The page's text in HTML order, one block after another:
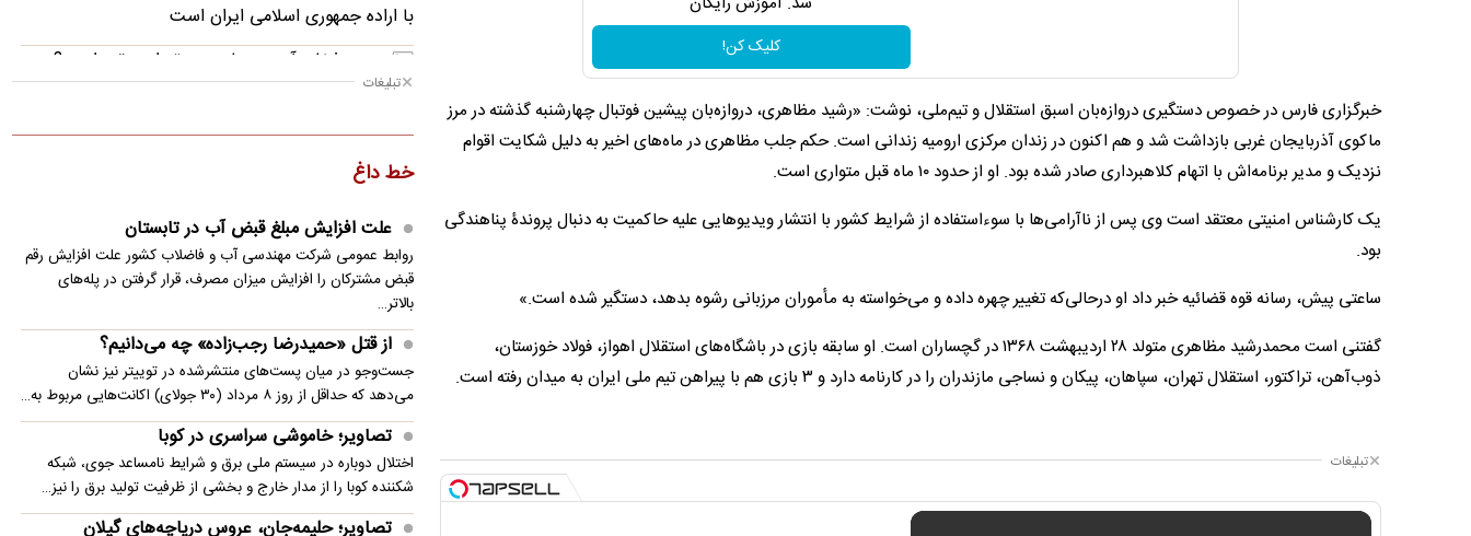
کلیک کن!
خبرگزاری فارس در خصوص دستگیری دروازه‌بان اسبق استقلال و تیم‌ملی، نوشت: «رشید مظاهری، دروازه‌بان پیشین فوتبال چهارشنبه گذشته در مرز
ماکوی آذربایجان غربی بازداشت شد و هم اکنون در زندان مرکزی ارومیه زندانی است. حکم جلب مظاهری در ماه‌های اخیر به دلیل شکایت اقوام
نزدیک و مدیر برنامه‌اش با اتهام کلاهبرداری صادر شده بود. او از حدود ۱۰ ماه قبل متواری است.
یک کارشناس امنیتی معتقد است وی پس از ناآرامی‌ها با سوءاستفاده از شرایط کشور با انتشار ویدیوهایی علیه حاکمیت به دنبال پروندۀ پناهندگی
بود.
ساعتی پیش، رسانه قوه قضائیه خبر داد او درحالی‌که تغییر چهره داده و می‌خواسته به مأموران مرزبانی رشوه بدهد، دستگیر شده است.»
گفتنی است محمدرشید مظاهری متولد ۲۸ اردیبهشت ۱۳۶۸ در گچساران است. او سابقه بازی در باشگاه‌های استقلال اهواز، فولاد خوزستان،
ذوب‌آهن، تراکتور، استقلال تهران، سپاهان، پیکان و نساجی مازندران را در کارنامه دارد و ٣ بازی هم با پیراهن تیم ملی ایران به میدان رفته است.
تبلیغات
با اراده جمهوری اسلامی ایران است
حجم ذخایر آب سدهای مهم تهران چقدر است؟
در انتظار بررسی دیوان عالی کشور
لحظه انفجار مرگبار در جرمانا سوریه
آخرین وضعیت ساختمان‌های آسیب‌دیده در جنگ/
آغاز ساخت پارکینگ - پناهگاه‌ها در تهران
حضور یک هما بر سر لاشه‌ کل وحشی
شوبیل؛ پرنده‌ای با چهره‌ای شبیه موجودات ماقبل
تاریخ
تبلیغات
خط داغ
علت افزایش مبلغ قبض آب در تابستان
روابط عمومی شرکت مهندسی آب و فاضلاب کشور علت افزایش رقم
قبض مشترکان را افزایش میزان مصرف، قرار گرفتن در پله‌های
بالاتر…
از قتل «حمیدرضا رجب‌زاده» چه می‌دانیم؟
جست‌وجو در میان پست‌های منتشرشده در توییتر نیز نشان
می‌دهد که حداقل از روز ۸ مرداد (۳۰ جولای) اکانت‌هایی مربوط به…
تصاویر؛ خاموشی سراسری در کوبا
اختلال دوباره در سیستم ملی برق و شرایط نامساعد جوی، شبکه
شکننده کوبا را از مدار خارج و بخشی از ظرفیت تولید برق را نیز…
تصاویر؛ حلیمه‌جان، عروس دریاچه‌های گیلان